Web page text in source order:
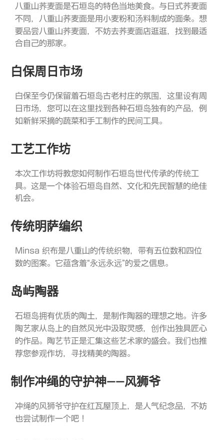
八重山荞麦面是石垣岛的特色当地美食。与日式荞麦面
不同，八重山荞麦面是用小麦粉和汤料制成的面条。想
要品尝八重山荞麦面，不妨去荞麦面店逛逛，找到最适
合自己的那家。
白保周日市场
白保至今仍保留着石垣岛古老村庄的氛围，这里设有周
日市场，您可以在这里找到各种石垣岛独有的产品，例
如新鲜采摘的蔬菜和手工制作的民间工具。
工艺工作坊
本次工作坊将教您如何制作石垣岛世代传承的传统工
具。这是一个体验石垣岛自然、文化和先民智慧的绝佳
机会。
传统明萨编织
Minsa 织布是八重山的传统织物，带有五位数和四位
数的图案。它蕴含着“永远永远”的爱之信息。
岛屿陶器
石垣岛拥有优质的陶土，是制作陶器的理想之地。许多
陶艺家从岛上的自然风光中汲取灵感，创作出独具匠心
的作品。陶艺节正是汇集这些艺术家的盛会。我们也推
荐您参观作坊，寻找精美的陶器。
制作冲绳的守护神——风狮爷
冲绳的风狮爷守护在红瓦屋顶上，是人气纪念品，不妨
也尝试制作一个吧！